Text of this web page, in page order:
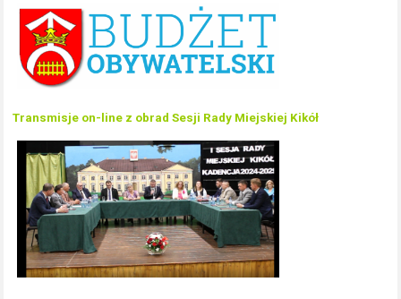
Transmisje on-line z obrad Sesji Rady Miejskiej Kikół